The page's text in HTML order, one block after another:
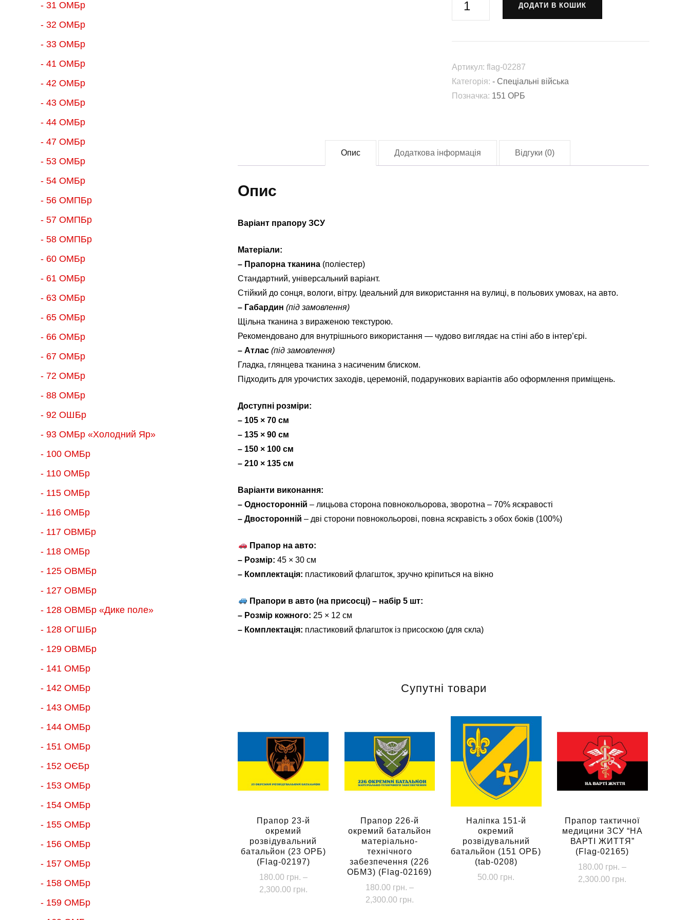
151-
Окремий
батальйон
(151
ОРБ)
кількість
ДОДАТИ В КОШИК
Артикул:flag-02287
Категорія:- Спеціальні війська
Позначка: 151 ОРБ
Опис Додаткова інформація Відгуки (0)
Опис
Варіант прапору ЗСУ
Матеріали:
– Прапорна тканина (поліестер)
Стандартний, універсальний варіант.
Стійкий до сонця, вологи, вітру. Ідеальний для використання на вулиці, в польових умовах, на авто.
– Габардин (під замовлення)
Щільна тканина з вираженою текстурою.
Рекомендовано для внутрішнього використання — чудово виглядає на стіні або в інтер’єрі.
– Атлас (під замовлення)
Гладка, глянцева тканина з насиченим блиском.
Підходить для урочистих заходів, церемоній, подарункових варіантів або оформлення приміщень.
Доступні розміри:
– 105 × 70 см
– 135 × 90 см
– 150 × 100 см
– 210 × 135 см
Варіанти виконання:
– Односторонній – лицьова сторона повнокольорова, зворотна – 70% яскравості
– Двосторонній – дві сторони повнокольорові, повна яскравість з обох боків (100%)
Прапор на авто:
– Розмір: 45 × 30 см
– Комплектація: пластиковий флагшток, зручно кріпиться на вікно
Прапори в авто (на присосці) – набір 5 шт:
– Розмір кожного: 25 × 12 см
– Комплектація: пластиковий флагшток із присоскою (для скла)
Супутні товари
Прапор 23-й
окремий
розвідувальний
батальйон (23 ОРБ)
(Flag-02197)
180.00 грн. –
2,300.00 грн.
Прапор 226-й
окремий батальйон
матеріально-
технічного
забезпечення (226
ОБМЗ) (Flag-02169)
180.00 грн. –
2,300.00 грн.
Наліпка 151-й
окремий
розвідувальний
батальйон (151 ОРБ)
(tab-0208)
50.00 грн.
Прапор тактичної
медицини ЗСУ “НА
ВАРТІ ЖИТТЯ”
(Flag-02165)
180.00 грн. –
2,300.00 грн.
- 31 ОМБр
- 32 ОМБр
- 33 ОМБр
- 41 ОМБр
- 42 ОМБр
- 43 ОМБр
- 44 ОМБр
- 47 ОМБр
- 53 ОМБр
- 54 ОМБр
- 56 ОМПБр
- 57 ОМПБр
- 58 ОМПБр
- 60 ОМБр
- 61 ОМБр
- 63 ОМБр
- 65 ОМБр
- 66 ОМБр
- 67 ОМБр
- 72 ОМБр
- 88 ОМБр
- 92 ОШБр
- 93 ОМБр «Холодний Яр»
- 100 ОМБр
- 110 ОМБр
- 115 ОМБр
- 116 ОМБр
- 117 ОВМБр
- 118 ОМБр
- 125 ОВМБр
- 127 ОВМБр
- 128 ОВМБр «Дике поле»
- 128 ОГШБр
- 129 ОВМБр
- 141 ОМБр
- 142 ОМБр
- 143 ОМБр
- 144 ОМБр
- 151 ОМБр
- 152 ОЄБр
- 153 ОМБр
- 154 ОМБр
- 155 ОMБр
- 156 ОMБр
- 157 ОМБр
- 158 ОМБр
- 159 ОМБр